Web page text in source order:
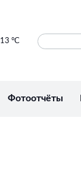
13 °C
Фотоотчёты